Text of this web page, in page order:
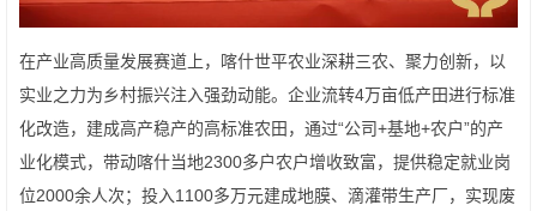
在产业高质量发展赛道上，喀什世平农业深耕三农、聚力创新，以
实业之力为乡村振兴注入强劲动能。企业流转4万亩低产田进行标准
化改造，建成高产稳产的高标准农田，通过“公司+基地+农户”的产
业化模式，带动喀什当地2300多户农户增收致富，提供稳定就业岗
位2000余人次；投入1100多万元建成地膜、滴灌带生产厂，实现废